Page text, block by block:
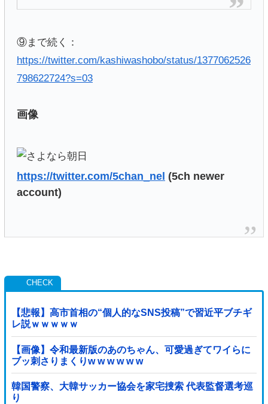
⑨まで続く：
https://twitter.com/kashiwashobo/status/1377062526
798622724?s=03
画像
https://twitter.com/5chan_nel (5ch newer
account)
【悲報】高市首相の“個人的なSNS投稿”で習近平ブチギ
レ説ｗｗｗｗｗ
【画像】令和最新版のあのちゃん、可愛過ぎてワイらに
ブッ刺さりまくりw w w w w w
韓国警察、大韓サッカー協会を家宅捜索 代表監督選考巡
り